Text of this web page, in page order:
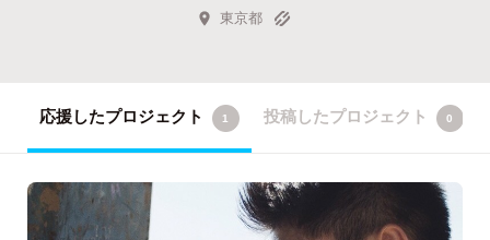
東京都
応援したプロジェクト 1 投稿したプロジェクト 0